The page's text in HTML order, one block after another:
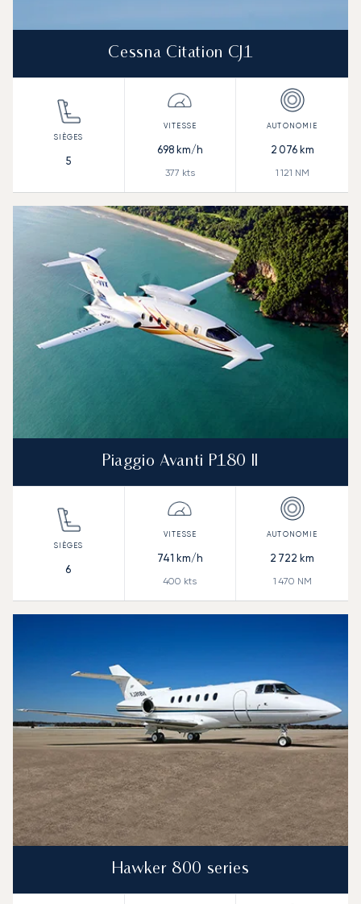
Cessna Citation CJ1
5
698km/h
377 kts
2 076km
1 121 NM
Piaggio Avanti P180 II
6
741 km/h
400 kts
2 722 km
1 470 NM
Hawker 800 series